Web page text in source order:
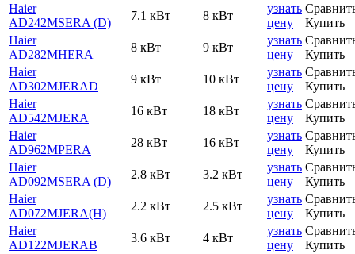
Haier
AD242MSERA (D)
7.1 кВт 8 кВт
узнать
цену
Купить
Haier
AD282MHERA
8 кВт 9 кВт
узнать
цену
Купить
Haier
AD302MJERAD
9 кВт 10 кВт
узнать
цену
Купить
Haier
AD542MJERA
16 кВт 18 кВт
узнать
цену
Купить
Haier
AD962MPERA
28 кВт 16 кВт
узнать
цену
Купить
Haier
AD092MSERA (D)
2.8 кВт 3.2 кВт
узнать
цену
Купить
Haier
AD072MJERA(H)
2.2 кВт 2.5 кВт
узнать
цену
Купить
Haier
AD122MJERAB
3.6 кВт 4 кВт
узнать
цену
Купить